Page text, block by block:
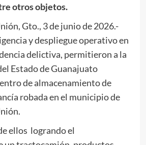
otros objetos.
Gto., 3 de junio de 2026.-
y despliegue operativo en
delictiva, permitieron a la
Estado de Guanajuato
de almacenamiento de
robada en el municipio de
ellos logrando el